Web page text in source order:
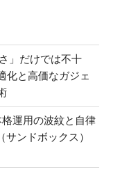
」だけでは不十
化と高価なガジェ
運用の波紋と自律
ンドボックス）